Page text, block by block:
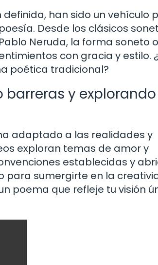
han sido un vehículo
Desde los clásicos
Neruda, la forma soneto
con gracia y estilo.
poética tradicional?
y explorando
adaptado a las realidades y
exploran temas de amor y
establecidas y
para sumergirte en la
poema que refleje tu visión